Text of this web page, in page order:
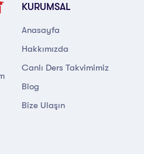
KURUMSAL
Anasayfa
Hakkımızda
Canlı Ders Takvimimiz
Blog
Bize Ulaşın